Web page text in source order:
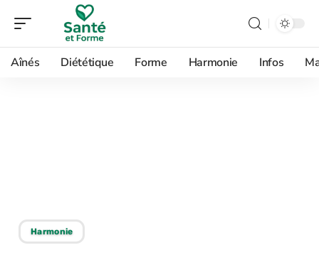
Aînés Diététique Forme Harmonie Infos
Harmonie